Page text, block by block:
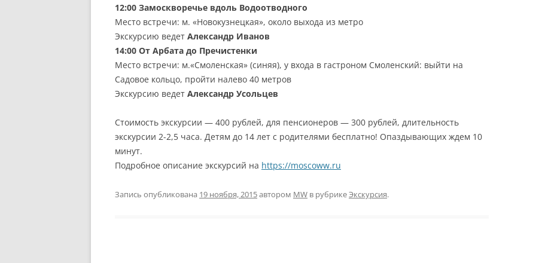
12:00 Замоскворечье вдоль Водоотводного
Место встречи: м. «Новокузнецкая», около выхода из метро
Экскурсию ведет Александр Иванов
14:00 От Арбата до Пречистенки
Место встречи: м.«Смоленская» (синяя), у входа в гастроном Смоленский: выйти на
Садовое кольцо, пройти налево 40 метров
Экскурсию ведет Александр Усольцев
Стоимость экскурсии — 400 рублей, для пенсионеров — 300 рублей, длительность
экскурсии 2-2,5 часа. Детям до 14 лет с родителями бесплатно! Опаздывающих ждем 10
минут.
Подробное описание экскурсий на https://moscoww.ru
Запись опубликована 19 ноября, 2015автором MW в рубрикеЭкскурсия.